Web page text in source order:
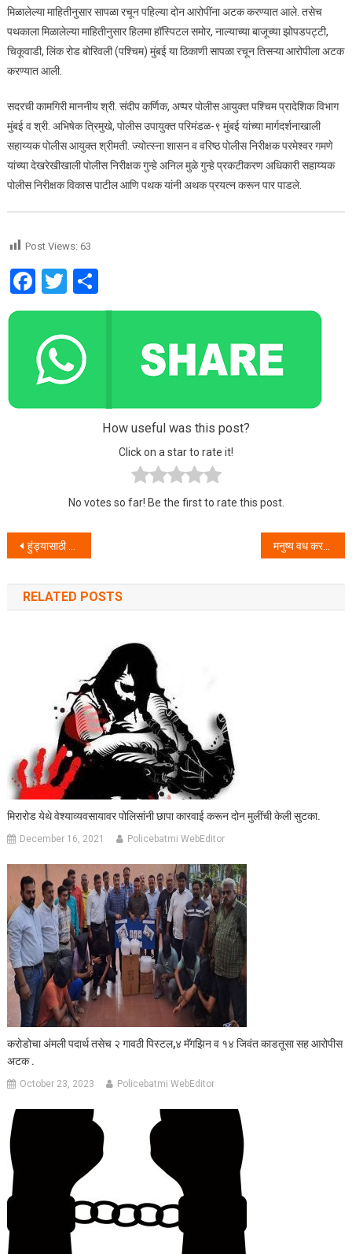
मिळालेल्या माहितीनुसार सापळा रचून पहिल्या दोन आरोपींना अटक करण्यात आले. तसेच
पथकाला मिळालेल्या माहितीनुसार हिलमा हॉस्पिटल समोर, नाल्याच्या बाजूच्या झोपडपट्टी,
चिकूवाडी, लिंक रोड बोरिवली (पश्चिम) मुंबई या ठिकाणी सापळा रचून तिसऱ्या आरोपीला अटक
करण्यात आली.
सदरची कामगिरी माननीय श्री. संदीप कर्णिक, अप्पर पोलीस आयुक्त पश्चिम प्रादेशिक विभाग
मुंबई व श्री. अभिषेक त्रिमुखे, पोलीस उपायुक्त परिमंडळ-९ मुंबई यांच्या मार्गदर्शनाखाली
सहाय्यक पोलीस आयुक्त श्रीमती. ज्योत्स्ना शासन व वरिष्ठ पोलीस निरीक्षक परमेश्वर गमणे
यांच्या देखरेखीखाली पोलीस निरीक्षक गुन्हे अनिल मुळे गुन्हे प्रकटीकरण अधिकारी सहाय्यक
पोलीस निरीक्षक विकास पाटील आणि पथक यांनी अथक प्रयत्न करून पार पाडले.
Post Views: 63
Facebook
Twitter
Share
How useful was this post?
Click on a star to rate it!
No votes so far! Be the first to rate this post.
Post navigation
हुंड्यासाठी नवविवाहित तरुणीचा पतिने केला छळ, शरीर सुखासाठी सासरा वापरतो आपले बळ मनुष्य वध करणाऱ्या आरोपीला स्थानिक गुन्हे शाखा पालघर ने केले जेरबंद
RELATED POSTS
मिरारोड येथे वेश्याव्यवसायावर पोलिसांनी छापा कारवाई करून दोन मुलींची केली सुटका.
December 16, 2021 Policebatmi WebEditor
करोडोचा अंमली पदार्थ तसेच २ गावठी पिस्टल,४ मॅगझिन व १४ जिवंत काडतूसा सह आरोपीस
अटक .
October 23, 2023 Policebatmi WebEditor